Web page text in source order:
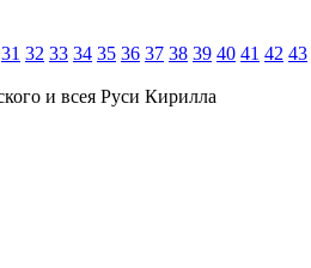
31 32 33 34 35 36 37 38 39 40 41 42 43
и всея Руси Кирилла